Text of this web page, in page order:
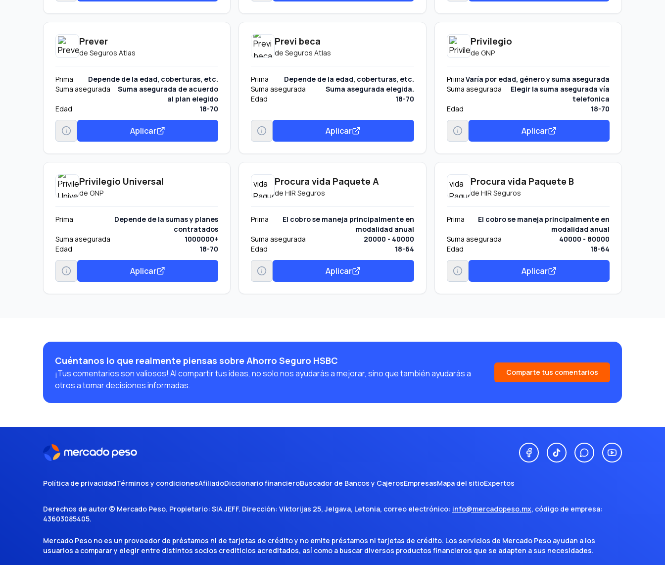
Prever
de Seguros Atlas
Prima
Depende de la edad, coberturas, etc.
Suma asegurada
Suma asegurada de acuerdo
al plan elegido
Edad
18-70
Aplicar
Previ beca
de Seguros Atlas
Prima
Depende de la edad, coberturas, etc.
Suma asegurada
Suma asegurada elegida.
Edad
18-70
Aplicar
Privilegio
de GNP
PrimaVaría por edad, género y suma asegurada
Suma asegurada
Elegir la suma asegurada vía
telefonica
Edad
18-70
Aplicar
Privilegio Universal
de GNP
Prima
Depende de la sumas y planes
contratados
Suma asegurada
1000000+
Edad
18-70
Aplicar
Procura vida Paquete A
de HIR Seguros
Prima
El cobro se maneja principalmente en
modalidad anual
Suma asegurada
20000 - 40000
Edad
18-64
Aplicar
Procura vida Paquete B
de HIR Seguros
Prima
El cobro se maneja principalmente en
modalidad anual
Suma asegurada
40000 - 80000
Edad
18-64
Aplicar
Cuéntanos lo que realmente piensas sobre Ahorro Seguro HSBC
¡Tus comentarios son valiosos! Al compartir tus ideas, no solo nos ayudarás a mejorar, sino que también ayudarás a
otros a tomar decisiones informadas.
Comparte tus comentarios
Política de privacidadTérminos y condicionesAfiliadoDiccionario financieroBuscador de Bancos y CajerosEmpresasMapa del sitioExpertos
Derechos de autor © Mercado Peso. Propietario: SIA JEFF. Dirección: Viktorijas 25, Jelgava, Letonia, correo electrónico: info@mercadopeso.mx, código de empresa:
43603085405.
Mercado Peso no es un proveedor de préstamos ni de tarjetas de crédito y no emite préstamos ni tarjetas de crédito. Los servicios de Mercado Peso ayudan a los
usuarios a comparar y elegir entre distintos socios crediticios acreditados, así como a buscar diversos productos financieros que se adapten a sus necesidades.